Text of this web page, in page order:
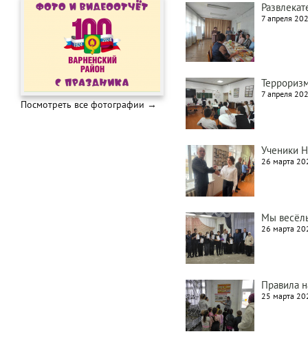
7 апреля
7 апреля
Ученики
26 марта
Мы
26 марта
Правила
25 марта
Посмотреть все фотографии →